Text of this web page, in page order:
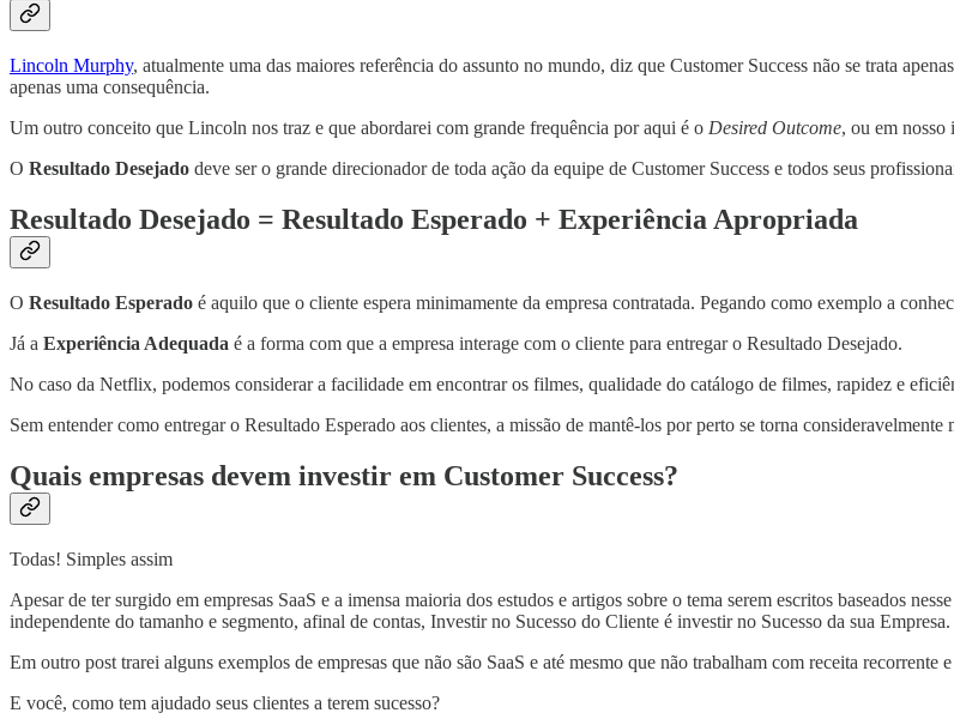
Lincoln Murphy, atualmente uma das maiores referência do assunto no mundo, diz que Customer Success não se trata
apenas uma consequência.
Um outro conceito que Lincoln nos traz e que abordarei com grande frequência por aqui é o Desired Outcome, ou em nosso
O Resultado Desejado deve ser o grande direcionador de toda ação da equipe de Customer Success e todos seus
Resultado Desejado = Resultado Esperado + Experiência Apropriada
O Resultado Esperado é aquilo que o cliente espera minimamente da empresa contratada. Pegando como exemplo a
Já a Experiência Adequada é a forma com que a empresa interage com o cliente para entregar o Resultado Desejado.
No caso da Netflix, podemos considerar a facilidade em encontrar os filmes, qualidade do catálogo de filmes, rapidez e
Sem entender como entregar o Resultado Esperado aos clientes, a missão de mantê-los por perto se torna consideravelmente
Quais empresas devem investir em Customer Success?
Todas! Simples assim
Apesar de ter surgido em empresas SaaS e a imensa maioria dos estudos e artigos sobre o tema serem escritos baseados
independente do tamanho e segmento, afinal de contas, Investir no Sucesso do Cliente é investir no Sucesso da sua Empresa.
Em outro post trarei alguns exemplos de empresas que não são SaaS e até mesmo que não trabalham com receita
E você, como tem ajudado seus clientes a terem sucesso?